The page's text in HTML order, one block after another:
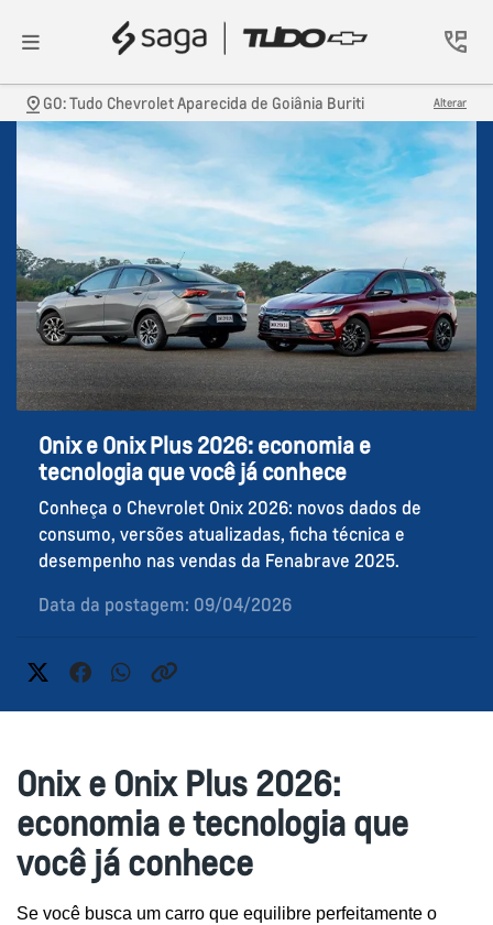
GO: Tudo Chevrolet Aparecida de Goiânia Buriti Alterar
Onix e Onix Plus 2026: economia e
tecnologia que você já conhece
Conheça o Chevrolet Onix 2026: novos dados de
consumo, versões atualizadas, ficha técnica e
desempenho nas vendas da Fenabrave 2025.
Data da postagem: 09/04/2026
Onix e Onix Plus 2026:
economia e tecnologia que
você já conhece
Se você busca um carro que equilibre perfeitamente o